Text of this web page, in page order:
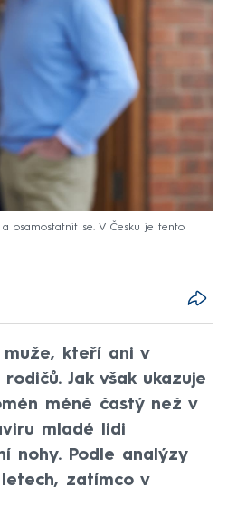
osamostatnit se. V Česku je tento
muže, kteří ani v
Jak však ukazuje
méně častý než v
mladé lidi
nohy. Podle analýzy
zatímco v